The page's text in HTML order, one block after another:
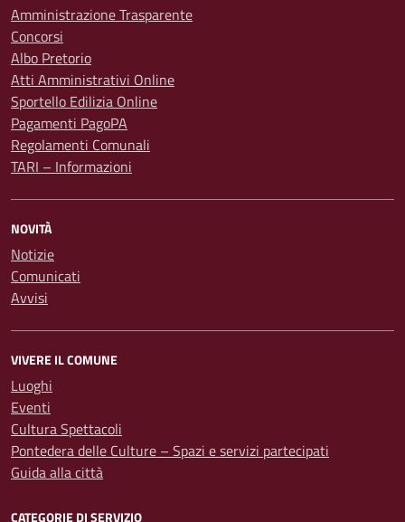
Amministrazione Trasparente
Concorsi
Albo Pretorio
Atti Amministrativi Online
Sportello Edilizia Online
Pagamenti PagoPA
Regolamenti Comunali
TARI – Informazioni
NOVITÀ
Notizie
Comunicati
Avvisi
VIVERE IL COMUNE
Luoghi
Eventi
Cultura Spettacoli
Pontedera delle Culture – Spazi e servizi partecipati
Guida alla città
CATEGORIE DI SERVIZIO